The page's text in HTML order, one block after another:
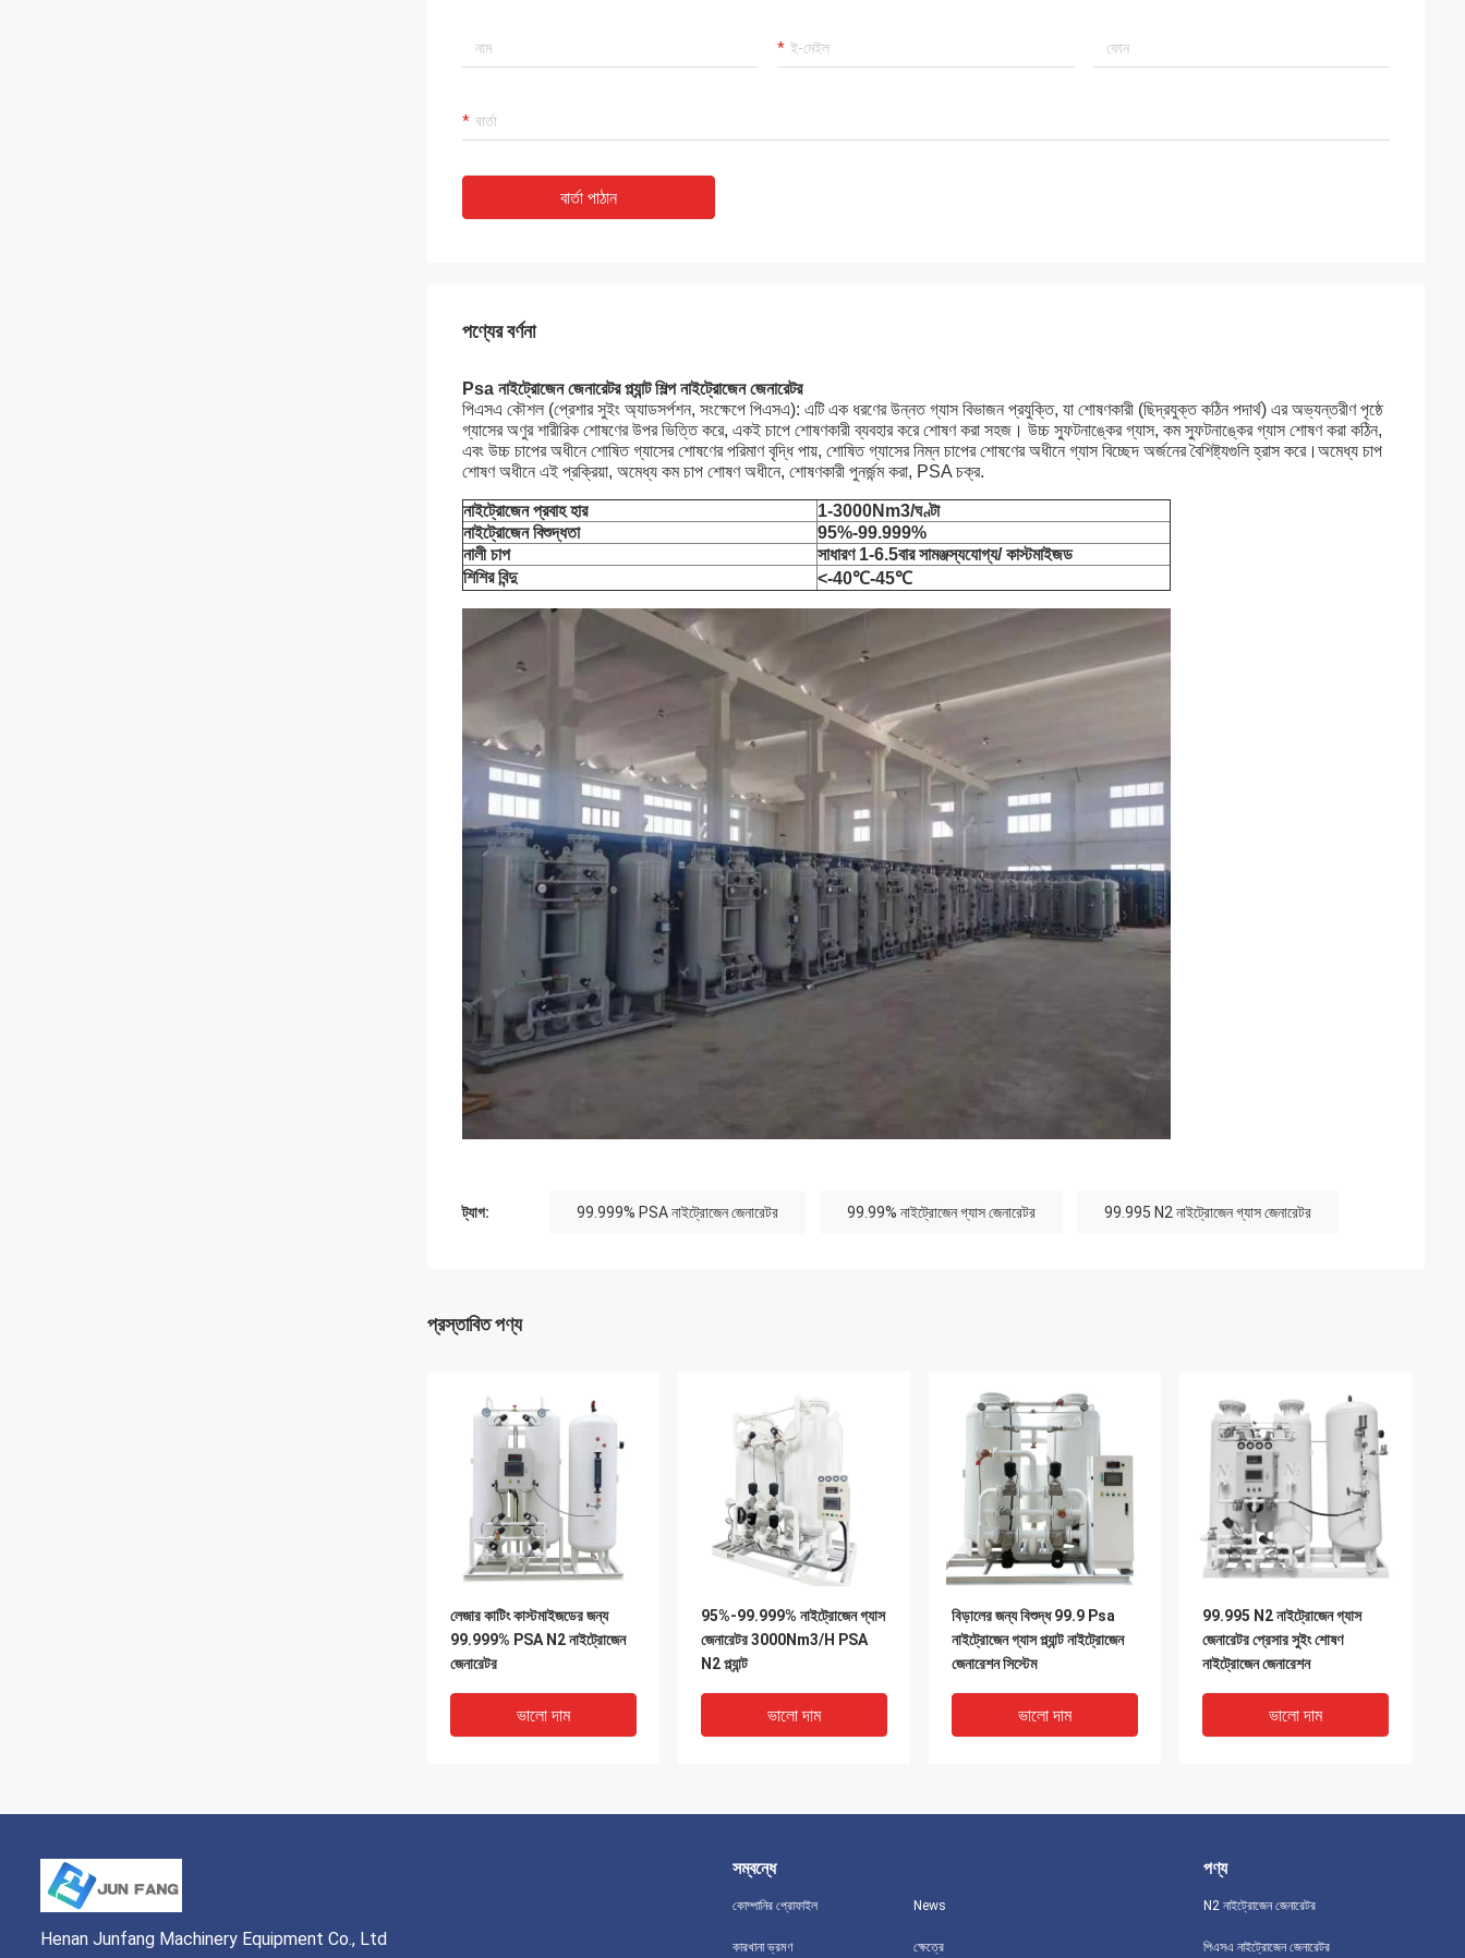
বার্তা পাঠান
পণ্যের বর্ণনা
Psa নাইট্রোজেন জেনারেটর প্ল্যান্ট শিল্প নাইট্রোজেন জেনারেটর
পিএসএ কৌশল (প্রেশার সুইং অ্যাডসর্পশন, সংক্ষেপে পিএসএ): এটি এক ধরণের উন্নত গ্যাস বিভাজন প্রযুক্তি, যা শোষণকারী (ছিদ্রযুক্ত কঠিন পদার্থ) এর অভ্যন্তরীণ পৃষ্ঠে
গ্যাসের অণুর শারীরিক শোষণের উপর ভিত্তি করে, একই চাপে শোষণকারী ব্যবহার করে শোষণ করা সহজ। উচ্চ স্ফুটনাঙ্কের গ্যাস, কম স্ফুটনাঙ্কের গ্যাস শোষণ করা কঠিন,
এবং উচ্চ চাপের অধীনে শোষিত গ্যাসের শোষণের পরিমাণ বৃদ্ধি পায়, শোষিত গ্যাসের নিম্ন চাপের শোষণের অধীনে গ্যাস বিচ্ছেদ অর্জনের বৈশিষ্ট্যগুলি হ্রাস করে।অমেধ্য চাপ
শোষণ অধীনে এই প্রক্রিয়া, অমেধ্য কম চাপ শোষণ অধীনে, শোষণকারী পুনর্জন্ম করা, PSA চক্র.
নাইট্রোজেন প্রবাহ হার
1-3000Nm3/ঘণ্টা
নাইট্রোজেন বিশুদ্ধতা
95%-99.999%
নালী চাপ
সাধারণ 1-6.5বার সামঞ্জস্যযোগ্য/ কাস্টমাইজড
শিশির বিন্দু
<-40℃-45℃
ট্যাগ: 99.999% PSA নাইট্রোজেন জেনারেটর 99.99% নাইট্রোজেন গ্যাস জেনারেটর 99.995 N2 নাইট্রোজেন গ্যাস জেনারেটর
প্রস্তাবিত পণ্য
লেজার কাটিং কাস্টমাইজডের জন্য
99.999% PSA N2 নাইট্রোজেন
জেনারেটর
ভালো দাম
95%-99.999% নাইট্রোজেন গ্যাস
জেনারেটর 3000Nm3/H PSA
N2 প্ল্যান্ট
ভালো দাম
বিড়ালের জন্য বিশুদ্ধ 99.9 Psa
নাইট্রোজেন গ্যাস প্ল্যান্ট নাইট্রোজেন
জেনারেশন সিস্টেম
ভালো দাম
99.995 N2 নাইট্রোজেন গ্যাস
জেনারেটর প্রেসার সুইং শোষণ
নাইট্রোজেন জেনারেশন
ভালো দাম
Henan Junfang Machinery Equipment Co., Ltd
সম্বন্ধে
কোম্পানির প্রোফাইল
কারখানা ভ্রমণ
News
ক্ষেত্রে
পণ্য
N2 নাইট্রোজেন জেনারেটর
পিএসএ নাইট্রোজেন জেনারেটর